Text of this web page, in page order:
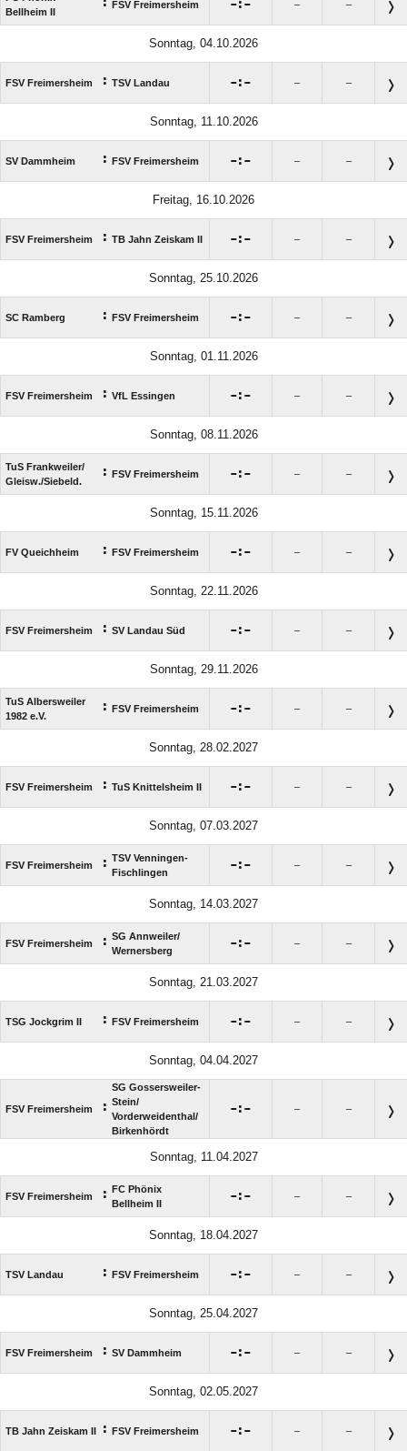
Bellheim II
: FSV Freimersheim : – –
Sonntag, 04.10.2026
FSV Freimersheim : TSV Landau : – –
Sonntag, 11.10.2026
SV Dammheim : FSV Freimersheim : – –
Freitag, 16.10.2026
FSV Freimersheim : TB Jahn Zeiskam II : – –
Sonntag, 25.10.2026
SC Ramberg : FSV Freimersheim : – –
Sonntag, 01.11.2026
FSV Freimersheim : VfL Essingen : – –
Sonntag, 08.11.2026
TuS Frankweiler/​
Gleisw./​Siebeld.
: FSV Freimersheim : – –
Sonntag, 15.11.2026
FV Queichheim : FSV Freimersheim : – –
Sonntag, 22.11.2026
FSV Freimersheim : SV Landau Süd : – –
Sonntag, 29.11.2026
TuS Albersweiler
1982 e.V.
: FSV Freimersheim : – –
Sonntag, 28.02.2027
FSV Freimersheim : TuS Knittelsheim II : – –
Sonntag, 07.03.2027
FSV Freimersheim : TSV Venningen-
Fischlingen
: – –
Sonntag, 14.03.2027
FSV Freimersheim : SG Annweiler/​
Wernersberg
: – –
Sonntag, 21.03.2027
TSG Jockgrim II : FSV Freimersheim : – –
Sonntag, 04.04.2027
FSV Freimersheim :
SG Gossersweiler-
Stein/​
Vorderweidenthal/​
Birkenhördt
: – –
Sonntag, 11.04.2027
FSV Freimersheim :
FC Phönix
Bellheim II
: – –
Sonntag, 18.04.2027
TSV Landau : FSV Freimersheim : – –
Sonntag, 25.04.2027
FSV Freimersheim : SV Dammheim : – –
Sonntag, 02.05.2027
TB Jahn Zeiskam II : FSV Freimersheim : – –